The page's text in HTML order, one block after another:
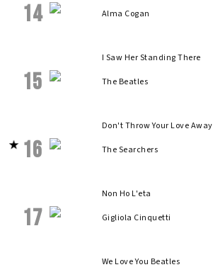
14
Alma Cogan
15
I Saw Her Standing There
The Beatles
16
Don't Throw Your Love Away
The Searchers
17
Non Ho L'eta
Gigliola Cinquetti
We Love You Beatles